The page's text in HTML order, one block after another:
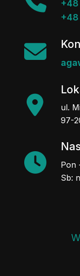
+48
+48
ul.
97-
Pon
Sb: